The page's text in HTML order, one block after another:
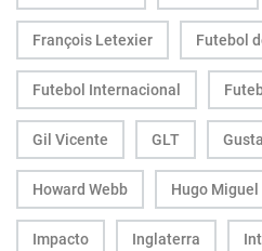
François Letexier Futebol
Futebol Internacional
Gil Vicente GLT
Howard Webb Hugo Miguel
Impacto Inglaterra